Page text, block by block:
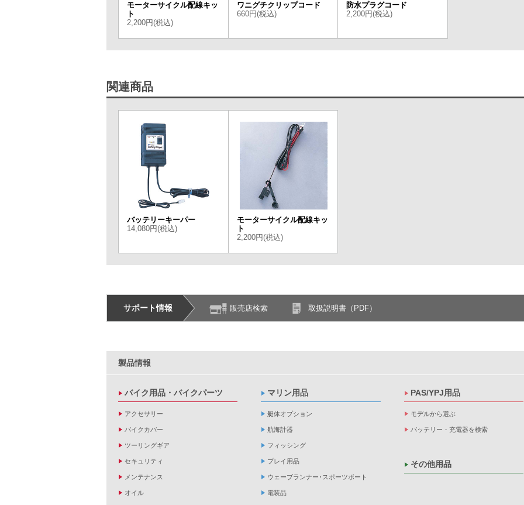
モーターサイクル配線キッ
ト
2,200円(税込)
ワニグチクリップコード
660円(税込)
防水プラグコード
2,200円(税込)
関連商品
バッテリーキーパー
14,080円(税込)
モーターサイクル配線キッ
ト
2,200円(税込)
サポート情報 販売店検索 取扱説明書（PDF）
製品情報
バイク用品・バイクパーツ
アクセサリー
バイクカバー
ツーリングギア
セキュリティ
メンテナンス
オイル
マリン用品
艇体オプション
航海計器
フィッシング
プレイ用品
ウェーブランナー･スポーツボート
電装品
PAS/YPJ用品
モデルから選ぶ
バッテリー・充電器を検索
その他用品